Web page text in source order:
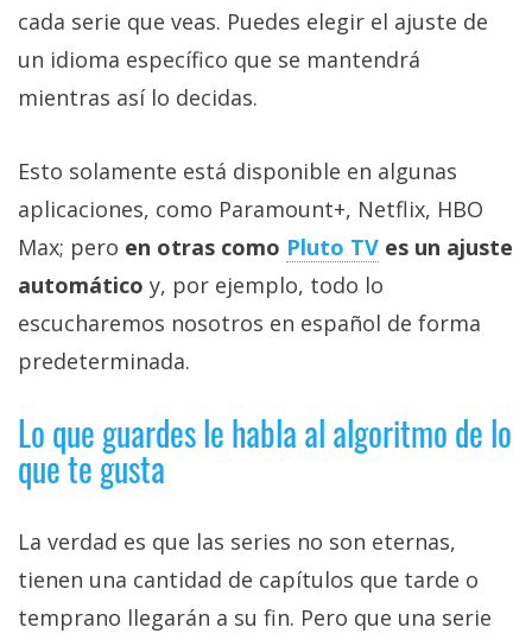
cada serie que veas. Puedes elegir el ajuste de
un idioma específico que se mantendrá
mientras así lo decidas.
Esto solamente está disponible en algunas
aplicaciones, como Paramount+, Netflix, HBO
Max; pero en otras como Pluto TV es un ajuste
automático y, por ejemplo, todo lo
escucharemos nosotros en español de forma
predeterminada.
Lo que guardes le habla al algoritmo de lo
que te gusta
La verdad es que las series no son eternas,
tienen una cantidad de capítulos que tarde o
temprano llegarán a su fin. Pero que una serie